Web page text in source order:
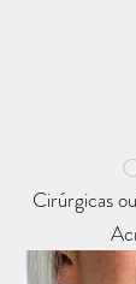
Cirúrgicas